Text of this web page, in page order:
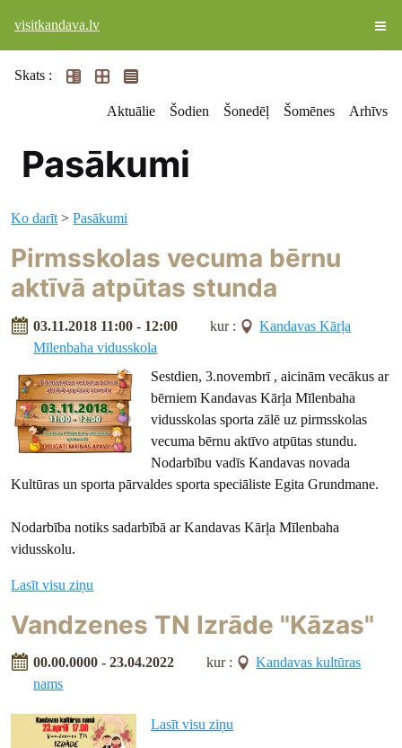
visitkandava.lv
Skats :
Aktuālie Šodien Šonedēļ Šomēnes Arhīvs
Pasākumi
Ko darīt >Pasākumi
Pirmsskolas vecuma bērnu
aktīvā atpūtas stunda
03.11.2018 11:00 - 12:00 kur :
Kandavas Kārļa
Mīlenbaha vidusskola
Sestdien, 3.novembrī , aicinām vecākus ar
bērniem Kandavas Kārļa Mīlenbaha
vidusskolas sporta zālē uz pirmsskolas
vecuma bērnu aktīvo atpūtas stundu.
Nodarbību vadīs Kandavas novada
Kultūras un sporta pārvaldes sporta speciāliste Egita Grundmane.
Nodarbība notiks sadarbībā ar Kandavas Kārļa Mīlenbaha
vidusskolu.
Lasīt visu ziņu
Vandzenes TN Izrāde "Kāzas"
00.00.0000 - 23.04.2022 kur :
Kandavas kultūras
nams
Lasīt visu ziņu